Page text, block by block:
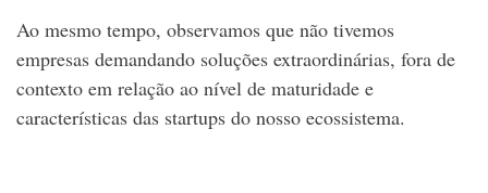
Ao mesmo tempo, observamos que não tivemos
empresas demandando soluções extraordinárias, fora de
contexto em relação ao nível de maturidade e
características das startups do nosso ecossistema.